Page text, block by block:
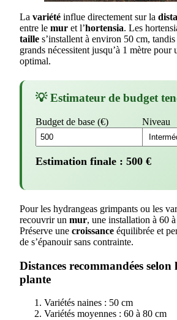
La variété influe directement sur la
entre le mur et l’hortensia. Les
taille s’installent à environ 50 cm,
grands nécessitent jusqu’à 1 mètre pour
optimal.
💡 Estimateur de budget
Budget de base (€) Niveau
Estimation finale : 500 €
Pour les hydrangeas grimpants ou les
recouvrir un mur, une installation à 60
Préserve une croissance équilibrée et
de s’épanouir sans contrainte.
Distances recommandées
plante
Variétés naines : 50 cm
Variétés moyennes : 60 à 80 cm